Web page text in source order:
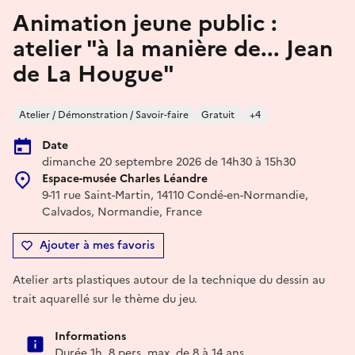
Animation jeune public :
atelier "à la manière de... Jean
de La Hougue"
Atelier / Démonstration / Savoir-faire Gratuit +4
Date
dimanche 20 septembre 2026 de 14h30 à 15h30
Espace-musée Charles Léandre
9-11 rue Saint-Martin, 14110 Condé-en-Normandie,
Calvados, Normandie, France
Ajouter à mes favoris
Atelier arts plastiques autour de la technique du dessin au
trait aquarellé sur le thème du jeu.
Informations